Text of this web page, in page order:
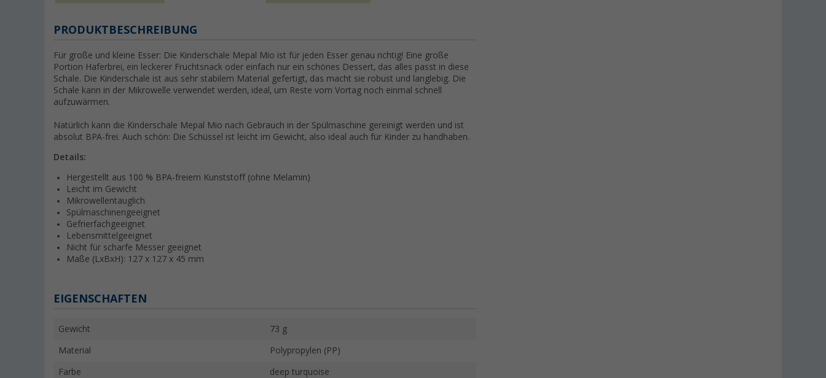
PRODUKTBESCHREIBUNG
Für große und kleine Esser: Die Kinderschale Mepal Mio ist für jeden Esser genau richtig! Eine große
Portion Haferbrei, ein leckerer Fruchtsnack oder einfach nur ein schönes Dessert, das alles passt in diese
Schale. Die Kinderschale ist aus sehr stabilem Material gefertigt, das macht sie robust und langlebig. Die
Schale kann in der Mikrowelle verwendet werden, ideal, um Reste vom Vortag noch einmal schnell
aufzuwärmen.
Natürlich kann die Kinderschale Mepal Mio nach Gebrauch in der Spülmaschine gereinigt werden und ist
absolut BPA-frei. Auch schön: Die Schüssel ist leicht im Gewicht, also ideal auch für Kinder zu handhaben.
Details:
Hergestellt aus 100 % BPA-freiem Kunststoff (ohne Melamin)
Leicht im Gewicht
Mikrowellentauglich
Spülmaschinengeeignet
Gefrierfachgeeignet
Lebensmittelgeeignet
Nicht für scharfe Messer geeignet
Maße (LxBxH): 127 x 127 x 45 mm
EIGENSCHAFTEN
Gewicht 73 g
Material Polypropylen (PP)
Farbe deep turquoise